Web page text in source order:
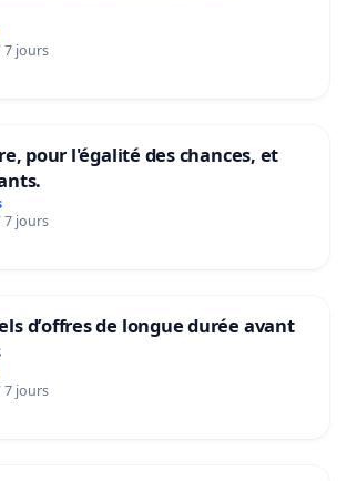
7 jours
pour l'égalité des chances, et
7 jours
d’offres de longue durée avant
7 jours